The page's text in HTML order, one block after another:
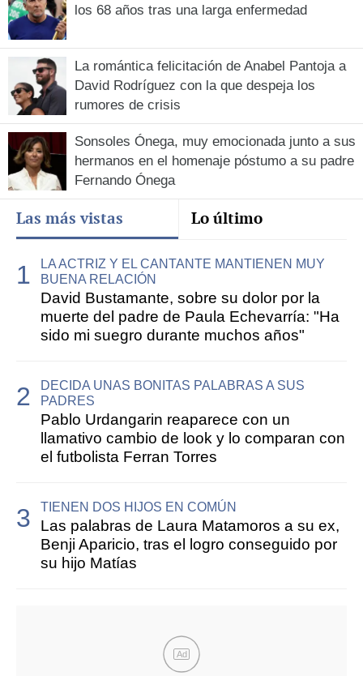
los 68 años tras una larga enfermedad
La romántica felicitación de Anabel Pantoja a
David Rodríguez con la que despeja los
rumores de crisis
Sonsoles Ónega, muy emocionada junto a sus
hermanos en el homenaje póstumo a su padre
Fernando Ónega
Las más vistas Lo último
LA ACTRIZ Y EL CANTANTE MANTIENEN MUY
BUENA RELACIÓN
David Bustamante, sobre su dolor por la
muerte del padre de Paula Echevarría: "Ha
sido mi suegro durante muchos años"
DECIDA UNAS BONITAS PALABRAS A SUS
PADRES
Pablo Urdangarin reaparece con un
llamativo cambio de look y lo comparan con
el futbolista Ferran Torres
TIENEN DOS HIJOS EN COMÚN
Las palabras de Laura Matamoros a su ex,
Benji Aparicio, tras el logro conseguido por
su hijo Matías
Ad